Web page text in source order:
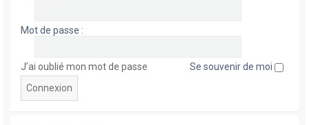
Mot de passe :
J’ai oublié mon mot de passe Se souvenir de moi